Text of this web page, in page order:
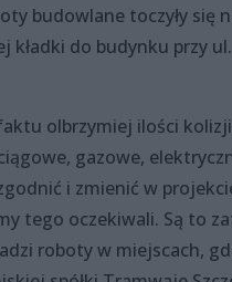
budowlane toczyły się
do budynku przy
olbrzymiej ilości
gazowe,
i zmienić w
tego oczekiwali. Są to
roboty w miejscach,